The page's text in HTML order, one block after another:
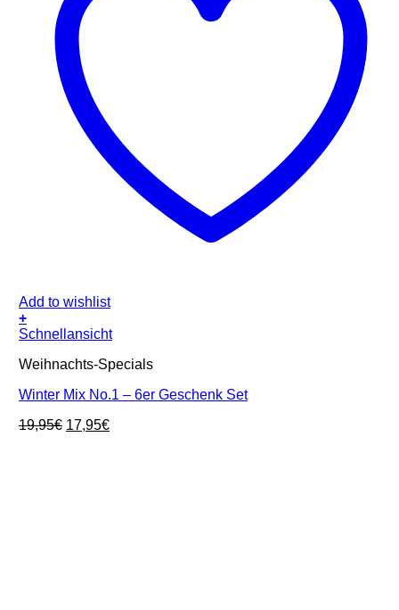
Add to wishlist
+
Schnellansicht
Weihnachts-Specials
Winter Mix No.1 – 6er Geschenk Set
19,95€ Ursprünglicher
17,95€Aktueller